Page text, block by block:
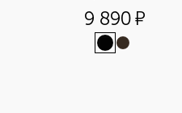
9 890¤